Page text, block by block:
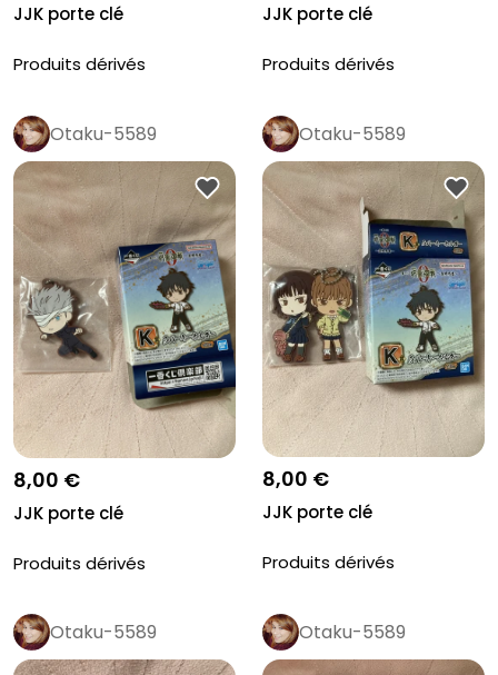
JJK porte clé
Produits dérivés
JJK porte clé
Produits dérivés
Otaku-5589
8,00 €
JJK porte clé
Produits dérivés
Otaku-5589
8,00 €
JJK porte clé
Produits dérivés
Otaku-5589 Otaku-5589